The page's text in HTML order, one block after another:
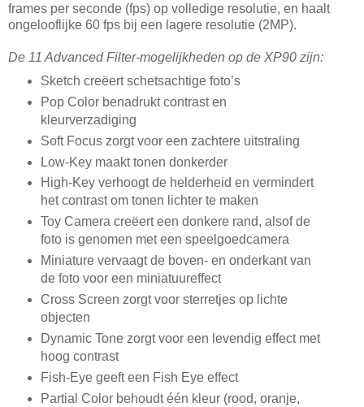
frames per seconde (fps) op volledige resolutie, en haalt
ongelooflijke 60 fps bij een lagere resolutie (2MP).
De 11 Advanced Filter-mogelijkheden op de XP90 zijn:
Sketch creëert schetsachtige foto’s
Pop Color benadrukt contrast en
kleurverzadiging
Soft Focus zorgt voor een zachtere uitstraling
Low-Key maakt tonen donkerder
High-Key verhoogt de helderheid en vermindert
het contrast om tonen lichter te maken
Toy Camera creëert een donkere rand, alsof de
foto is genomen met een speelgoedcamera
Miniature vervaagt de boven- en onderkant van
de foto voor een miniatuureffect
Cross Screen zorgt voor sterretjes op lichte
objecten
Dynamic Tone zorgt voor een levendig effect met
hoog contrast
Fish-Eye geeft een Fish Eye effect
Partial Color behoudt één kleur (rood, oranje,